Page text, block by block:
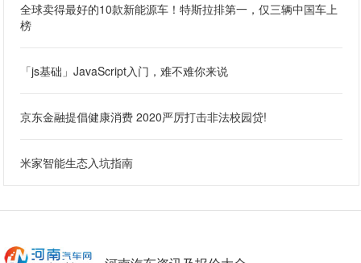
全球卖得最好的10款新能源车！特斯拉排第一，仅三辆中国车上
榜
「js基础」JavaScript入门，难不难你来说
京东金融提倡健康消费 2020严厉打击非法校园贷!
米家智能生态入坑指南